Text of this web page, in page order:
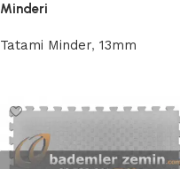
Minderi
Tatami Minder, 13mm